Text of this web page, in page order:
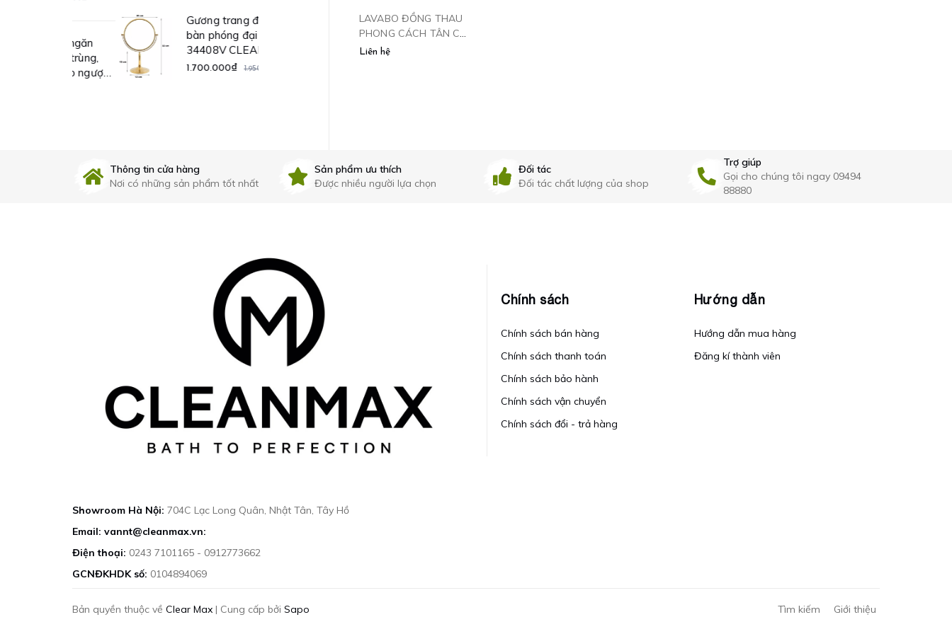
Gương trang điểm để
bàn phóng đại 3X -
34408V CLEANMAX
1.700.000₫ 1.950.000₫
MÀU ĐEN - 34668DE
LAVABO ĐỒNG THAU
PHONG CÁCH TÂN CỔ
ĐIỂN
Liên hệ
Thông tin cửa hàng
Nơi có những sản phẩm tốt nhất
Sản phẩm ưu thích
Được nhiều người lựa chọn
Đối tác
Đối tác chất lượng của shop
Trợ giúp
Gọi cho chúng tôi ngay 09494
88880
Showroom Hà Nội: 704C Lạc Long Quân, Nhật Tân, Tây Hồ
Email: vannt@cleanmax.vn:
Điện thoại: 0243 7101165 - 0912773662
GCNĐKHDK số: 0104894069
Chính sách
Chính sách bán hàng
Chính sách thanh toán
Chính sách bảo hành
Chính sách vận chuyển
Chính sách đổi - trả hàng
Hướng dẫn
Hướng dẫn mua hàng
Đăng kí thành viên
Bản quyền thuộc về Clear Max | Cung cấp bởi Sapo Tìm kiếm Giới thiệu